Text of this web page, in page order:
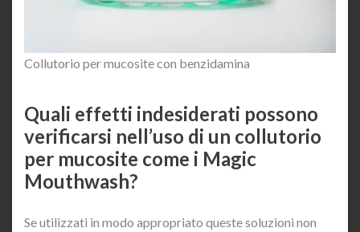
Collutorio per mucosite con benzidamina
Quali effetti indesiderati possono
verificarsi nell’uso di un collutorio
per mucosite come i Magic
Mouthwash?
Se utilizzati in modo appropriato queste soluzioni non